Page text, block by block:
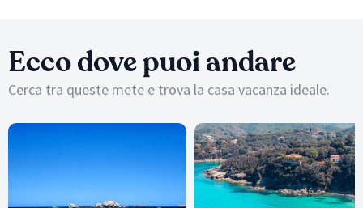
Ecco dove puoi andare
Cerca tra queste mete e trova la casa vacanza ideale.